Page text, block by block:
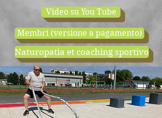
Video su You Tube
Membri (versione a pagamento)
Naturopatia et coaching sportivo
cours d'essai negozio